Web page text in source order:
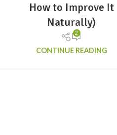
How to Improve It
Naturally)
2
CONTINUE READING